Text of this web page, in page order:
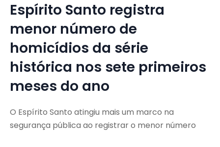
Espírito Santo registra
menor número de
homicídios da série
histórica nos sete primeiros
meses do ano
O Espírito Santo atingiu mais um marco na
segurança pública ao registrar o menor número